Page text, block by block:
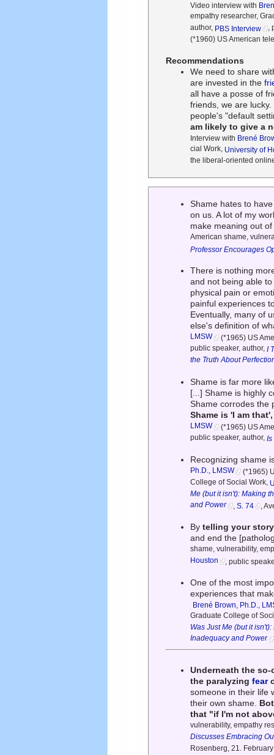
Video interview with
empathy researcher,
author, PBS Interview
,
(*1960) US American
Recommendations
We need to share
are invested in the
all have a posse of
friends, we are
people's "default
am likely to give a
Interview with Brené
cial Work, University of
the liberal-oriented
Shame hates to
on us. A lot of my
make meaning out
American shame,
Professor Encourages
There is nothing
and not being able
physical pain or
painful experiences
Eventually, many of
else's definition of
LMSW
(*1965) US
public speaker, author,I
the Truth About
Shame is far more
[...] Shame is highly
Shame corrodes the
Shame is 'I am
LMSW
(*1965) US
public speaker, author,
Recognizing shame
Ph.D., LMSW
(*1965)
College of Social Work,
Me (but it isn't): Making
and Power
,S. 74 ,
Bytelling your story
and end the
shame, vulnerability,
Houston
, public
One of the most
experiences that
Brené Brown, Ph.D.,
Graduate College of
Was Just Me (but it
Inadequacy and Power
Underneath the
the paralyzingfear
someone in their life
their own shame.
that "if I'm not
vulnerability, empathy
Discusses Embracing
Rosenberg, 21.